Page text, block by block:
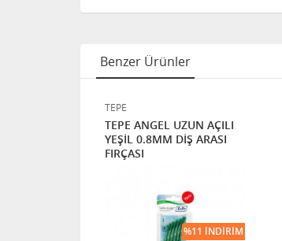
Benzer Ürünler
TEPE
TEPE ANGEL UZUN AÇILI
YEŞİL 0.8MM DİŞ ARASI
FIRÇASI
%11 İNDIRIM